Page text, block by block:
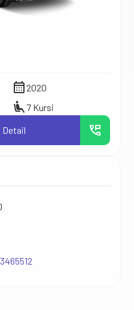
calendar_month 2020
airline_seat_recline_extra 7 Kursi
perm_phone_msg